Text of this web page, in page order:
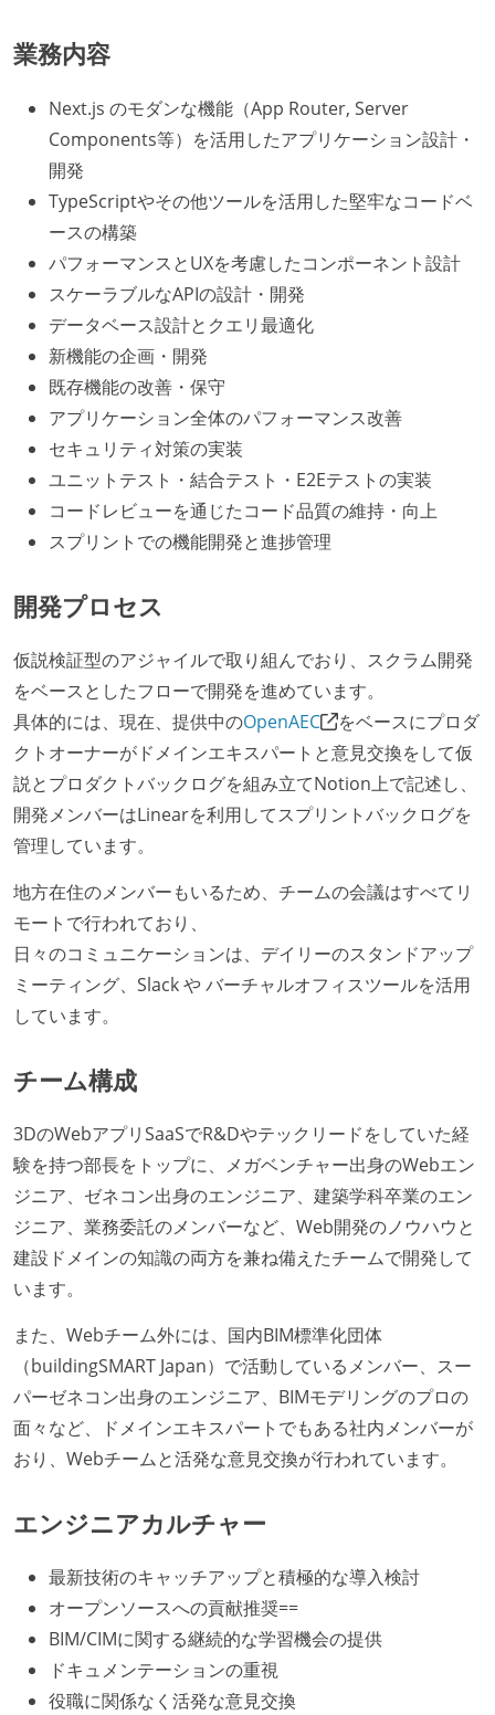
業務内容
Next.js のモダンな機能（App Router, Server
Components等）を活用したアプリケーション設計・
開発
TypeScriptやその他ツールを活用した堅牢なコードベ
ースの構築
パフォーマンスとUXを考慮したコンポーネント設計
スケーラブルなAPIの設計・開発
データベース設計とクエリ最適化
新機能の企画・開発
既存機能の改善・保守
アプリケーション全体のパフォーマンス改善
セキュリティ対策の実装
ユニットテスト・結合テスト・E2Eテストの実装
コードレビューを通じたコード品質の維持・向上
スプリントでの機能開発と進捗管理
開発プロセス
仮説検証型のアジャイルで取り組んでおり、スクラム開発
をベースとしたフローで開発を進めています。
具体的には、現在、提供中のOpenAEC
をベースにプロダ
クトオーナーがドメインエキスパートと意見交換をして仮
説とプロダクトバックログを組み立てNotion上で記述し、
開発メンバーはLinearを利用してスプリントバックログを
管理しています。
地方在住のメンバーもいるため、チームの会議はすべてリ
モートで行われており、
日々のコミュニケーションは、デイリーのスタンドアップ
ミーティング、Slack や バーチャルオフィスツールを活用
しています。
チーム構成
3DのWebアプリSaaSでR&Dやテックリードをしていた経
験を持つ部長をトップに、メガベンチャー出身のWebエン
ジニア、ゼネコン出身のエンジニア、建築学科卒業のエン
ジニア、業務委託のメンバーなど、Web開発のノウハウと
建設ドメインの知識の両方を兼ね備えたチームで開発して
います。
また、Webチーム外には、国内BIM標準化団体
（buildingSMART Japan）で活動しているメンバー、スー
パーゼネコン出身のエンジニア、BIMモデリングのプロの
面々など、ドメインエキスパートでもある社内メンバーが
おり、Webチームと活発な意見交換が行われています。
エンジニアカルチャー
最新技術のキャッチアップと積極的な導入検討
オープンソースへの貢献推奨==
BIM/CIMに関する継続的な学習機会の提供
ドキュメンテーションの重視
役職に関係なく活発な意見交換